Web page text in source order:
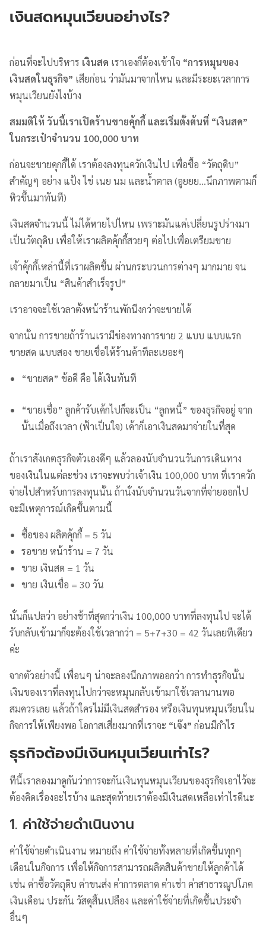
เงินสดหมุนเวียนอย่างไร?
ก่อนที่จะไปบริหาร เงินสด เราเองก็ต้องเข้าใจ “การหมุนของ
เงินสดในธุรกิจ” เสียก่อน ว่ามันมาจากไหน และมีระยะเวลาการ
หมุนเวียนยังไงบ้าง
สมมติให้ วันนี้เราเปิดร้านขายคุ้กกี้ และเริ่มตั้งต้นที่ “เงินสด”
ในกระเป๋าจำนวน 100,000 บาท
ก่อนจะขายคุกกี้ได้ เราต้องลงทุนควักเงินไป เพื่อซื้อ “วัตถุดิบ”
สำคัญๆ อย่าง แป้ง ไข่ เนย นม และน้ำตาล (อูยยย…นึกภาพตามก็
หิวขึ้นมาทันที)
เงินสดจำนวนนี้ ไม่ได้หายไปไหน เพราะมันแค่เปลี่ยนรูปร่างมา
เป็นวัตถุดิบ เพื่อให้เราผลิตคุ้กกี้สวยๆ ต่อไปเพื่อเตรียมขาย
เจ้าคุ้กกี้เหล่านี้ที่เราผลิตขึ้น ผ่านกระบวนการต่างๆ มากมาย จน
กลายมาเป็น “สินค้าสำเร็จรูป”
เราอาจจะใช้เวลาตั้งหน้าร้านพักนึงกว่าจะขายได้
จากนั้น การขายถ้าร้านเรามีช่องทางการขาย 2 แบบ แบบแรก
ขายสด แบบสอง ขายเชื่อให้ร้านค้าทีละเยอะๆ
“ขายสด” ข้อดี คือ ได้เงินทันที
“ขายเชื่อ” ลูกค้ารับเค้กไปก็จะเป็น “ลูกหนี้” ของธุรกิจอยู่ จาก
นั้นเมื่อถึงเวลา (ฟ้าเป็นใจ) เค้าก็เอาเงินสดมาจ่ายในที่สุด
ถ้าเราสังเกตธุรกิจตัวเองดีๆ แล้วลองนับจำนวนวันการเดินทาง
ของเงินในแต่ละช่วง เราจะพบว่าเจ้าเงิน 100,000 บาท ที่เราควัก
จ่ายไปสำหรับการลงทุนนั้น ถ้านั่งนับจำนวนวันจากที่จ่ายออกไป
จะมีเหตุการณ์เกิดขึ้นตามนี้
ซื้อของ ผลิตคุ้กกี้ = 5 วัน
รอขาย หน้าร้าน = 7 วัน
ขาย เงินสด = 1 วัน
ขาย เงินเชื่อ = 30 วัน
นั่นก็แปลว่า อย่างช้าที่สุดกว่าเงิน 100,000 บาทที่ลงทุนไป จะได้
รับกลับเข้ามาก็จะต้องใช้เวลากว่า = 5+7+30 = 42 วันเลยทีเดียว
ค่ะ
จากตัวอย่างนี้ เพื่อนๆ น่าจะลองนึกภาพออกว่า การทำธุรกิจนั้น
เงินของเราที่ลงทุนไปกว่าจะหมุนกลับเข้ามาใช้เวลานานพอ
สมควรเลย แล้วถ้าใครไม่มีเงินสดสำรอง หรือเงินทุนหมุนเวียนใน
กิจการให้เพียงพอ โอกาสเสี่ยงมากที่เราจะ “เจ๊ง” ก่อนมีกำไร
ธุรกิจต้องมีเงินหมุนเวียนเท่าไร?
ทีนี้เราลองมาดูกันว่าการจะกันเงินทุนหมุนเวียนของธุรกิจเอาไว้จะ
ต้องคิดเรื่องอะไรบ้าง และสุดท้ายเราต้องมีเงินสดเหลือเท่าไรดีนะ
1. ค่าใช้จ่ายดำเนินงาน
ค่าใช้จ่ายดำเนินงาน หมายถึง ค่าใช้จ่ายทั้งหลายที่เกิดขึ้นทุกๆ
เดือนในกิจการ เพื่อให้กิจการสามารถผลิตสินค้าขายให้ลูกค้าได้
เช่น ค่าซื้อวัตถุดิบ ค่าขนส่ง ค่าการตลาด ค่าเช่า ค่าสาธารณูปโภค
เงินเดือน ประกัน วัสดุสิ้นเปลือง และค่าใช้จ่ายที่เกิดขึ้นประจำ
อื่นๆ